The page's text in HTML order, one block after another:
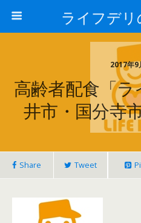
ライフデ
2017年9
高齢者配食「
井市・国分寺
Share Tweet